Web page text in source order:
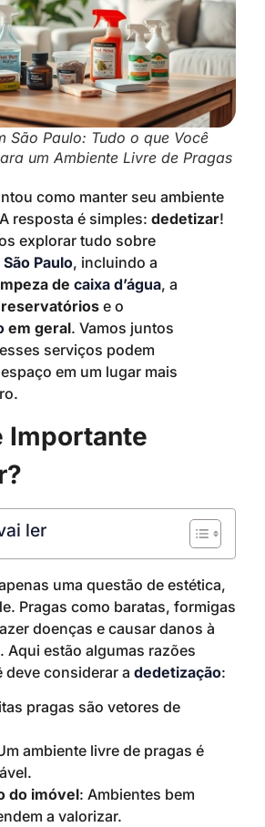
São Paulo: Tudo o que Você
um Ambiente Livre de Pragas
como manter seu ambiente
resposta é simples: dedetizar!
explorar tudo sobre
Paulo, incluindo a
de caixa d’água, a
e o
em geral. Vamos juntos
serviços podem
em um lugar mais
Importante
ler
uma questão de estética,
Pragas como baratas, formigas
doenças e causar danos à
Aqui estão algumas razões
deve considerar a dedetização:
pragas são vetores de
ambiente livre de pragas é
do imóvel: Ambientes bem
a valorizar.